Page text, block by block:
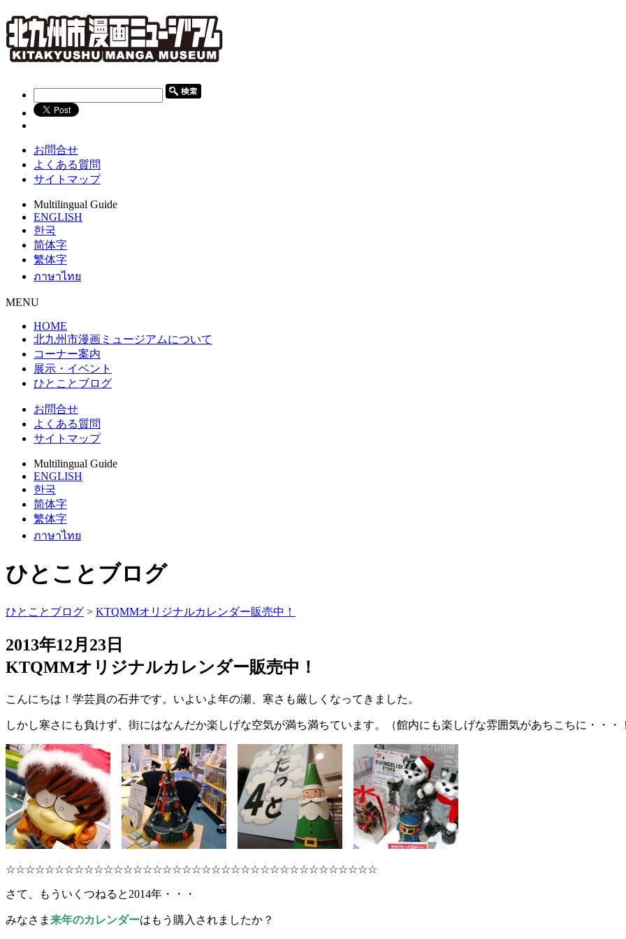
お問合せ
よくある質問
サイトマップ
Multilingual Guide
ENGLISH
한국
简体字
繁体字
ภาษาไทย
MENU
HOME
北九州市漫画ミュージアムについて
コーナー案内
展示・イベント
ひとことブログ
お問合せ
よくある質問
サイトマップ
Multilingual Guide
ENGLISH
한국
简体字
繁体字
ภาษาไทย
ひとことブログ
ひとことブログ > KTQMMオリジナルカレンダー販売中！
2013年12月23日
KTQMMオリジナルカレンダー販売中！
こんにちは！学芸員の石井です。いよいよ年の瀬、寒さも厳しくなってきました。
しかし寒さにも負けず、街にはなんだか楽しげな空気が満ち満ちています。（館内にも楽しげな雰囲気があちこちに・・・
☆☆☆☆☆☆☆☆☆☆☆☆☆☆☆☆☆☆☆☆☆☆☆☆☆☆☆☆☆☆☆☆☆☆☆☆☆☆
さて、もういくつねると2014年・・・
みなさま 来年のカレンダーはもう購入されましたか？